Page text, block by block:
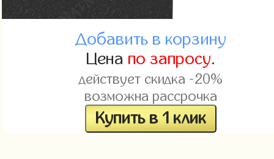
Добавить в корзину
Цена по запросу.
действует скидка -20%
возможна рассрочка
Купить в 1 клик